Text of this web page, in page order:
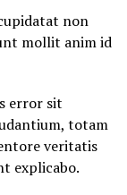
non
mollit anim id
error sit
totam
veritatis
explicabo.